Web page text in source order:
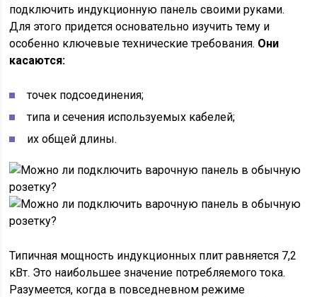
подключить индукционную панель своими руками.
Для этого придется основательно изучить тему и
особенно ключевые технические требования. Они
касаются:
точек подсоединения;
типа и сечения используемых кабелей;
их общей длины.
Типичная мощность индукционных плит равняется 7,2
кВт. Это наибольшее значение потребляемого тока.
Разумеется, когда в повседневном режиме